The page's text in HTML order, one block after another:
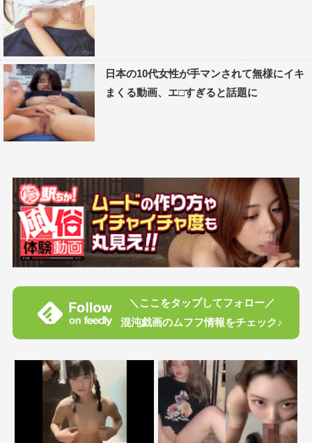
日本の10代女性が手マンされて無様にイキ
まくる動画、エ□すぎると話題に
＼ここをタップしてフォロー／
混沌戯画のムフフ情報をチェック♪